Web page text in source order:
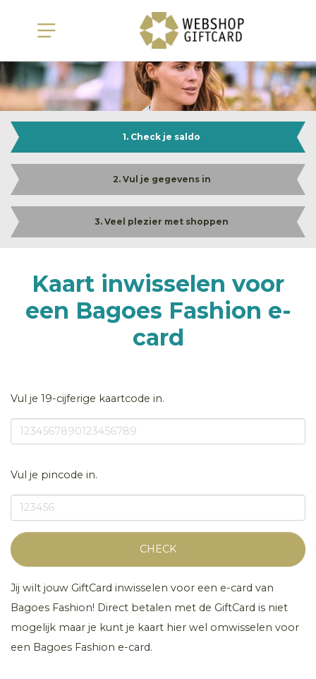
1. Check je saldo
2. Vul je gegevens in
3. Veel plezier met shoppen
Kaart inwisselen voor
een Bagoes Fashion e-
card
Vul je 19-cijferige kaartcode in.
Vul je pincode in.
CHECK
Jij wilt jouw GiftCard inwisselen voor een e-card van
Bagoes Fashion! Direct betalen met de GiftCard is niet
mogelijk maar je kunt je kaart hier wel omwisselen voor
een Bagoes Fashion e-card.